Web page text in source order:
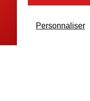
Personnaliser